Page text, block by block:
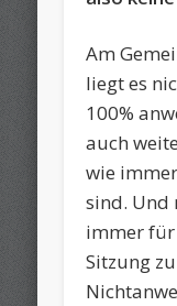
Am
liegt es
100%
auch
wie
sind. Und
immer für
Sitzung